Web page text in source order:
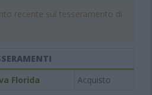
recente sul tesseramento di
Florida Acquisto